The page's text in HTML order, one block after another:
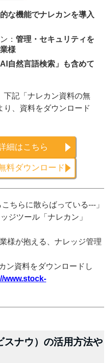
な機能でナレカンを導入
： 管理・セキュリティを
様
AI自然言語検索」も含めて
下記「ナレカン資料の無
り、資料をダウンロード
細はこちら
料ダウンロード
ちらに散らばっている---」
ジツール「ナレカン」
様が抱える、ナレッジ管理
ン資料をダウンロードし
www.stock-
ナウ）の活用方法や